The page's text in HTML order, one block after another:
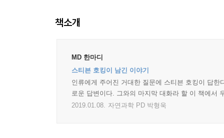
책소개
MD 한마디
스티븐 호킹이 남긴 이야기
인류에게 주어진 거대한 질문에 스티븐 호킹이 답한
로운 답변이다. 그와의 마지막 대화라 할 이 책에서
2019.01.08. 자연과학 PD 박형욱